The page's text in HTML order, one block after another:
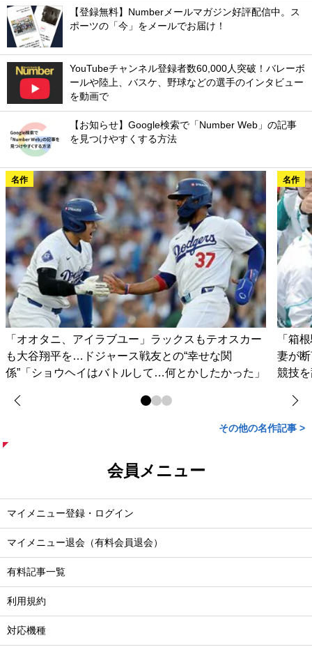
【登録無料】Numberメールマガジン好評配信中。ス
ポーツの「今」をメールでお届け！
YouTubeチャンネル登録者数60,000人突破！バレーボ
ールや陸上、バスケ、野球などの選手のインタビュー
を動画で
【お知らせ】Google検索で「Number Web」の記事
を見つけやすくする方法
名作
「オオタニ、アイラブユー」ラックスもテオスカー
も大谷翔平を…ドジャース戦友との“幸せな関
係”「ショウヘイはバトルして…何とかしたかった」
名作
「箱
妻が
競技
その他の名作記事 >
会員メニュー
マイメニュー登録・ログイン
マイメニュー退会（有料会員退会）
有料記事一覧
利用規約
対応機種